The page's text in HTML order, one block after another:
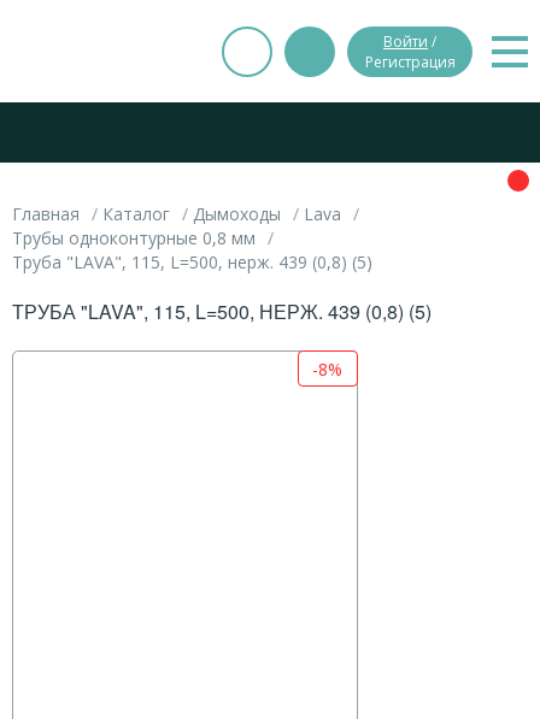
Войти /
Регистрация
Главная Каталог Дымоходы
Lava
Трубы одноконтурные 0,8 мм
Труба "LAVA", 115, L=500, нерж. 439 (0,8) (5)
ТРУБА "LAVA", 115, L=500, НЕРЖ. 439 (0,8) (5)
-8%